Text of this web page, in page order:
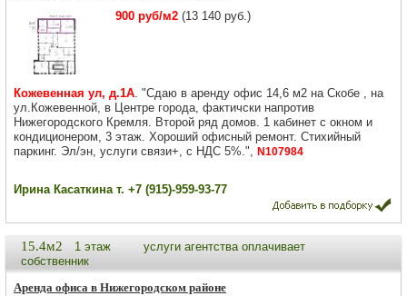
900 руб/м2 (13 140 руб.)
Кожевенная ул, д.1А. "Сдаю в аренду офис 14,6 м2 на Скобе , на
ул.Кожевенной, в Центре города, фактичски напротив
Нижегородского Кремля. Второй ряд домов. 1 кабинет с окном и
кондиционером, 3 этаж. Хороший офисный ремонт. Стихийный
паркинг. Эл/эн, услуги связи+, с НДС 5%.", N107984
Ирина Касаткина т. +7 (915)-959-93-77
15.4м2 1 этаж
услуги агентства оплачивает
собственник
Аренда офиса в Нижегородском районе